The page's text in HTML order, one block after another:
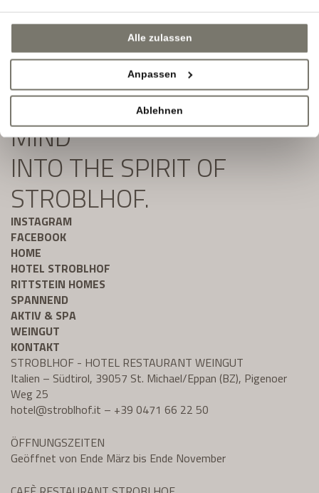
Alle zulassen
Anpassen
Ablehnen
SLIP YOUR BODY AND
MIND
INTO THE SPIRIT OF
STROBLHOF.
INSTAGRAM
FACEBOOK
HOME
HOTEL STROBLHOF
RITTSTEIN HOMES
SPANNEND
AKTIV & SPA
WEINGUT
KONTAKT
STROBLHOF - HOTEL RESTAURANT WEINGUT
Italien – Südtirol, 39057 St. Michael/Eppan (BZ), Pigenoer
Weg 25
hotel@stroblhof.it – +39 0471 66 22 50
ÖFFNUNGSZEITEN
Geöffnet von Ende März bis Ende November